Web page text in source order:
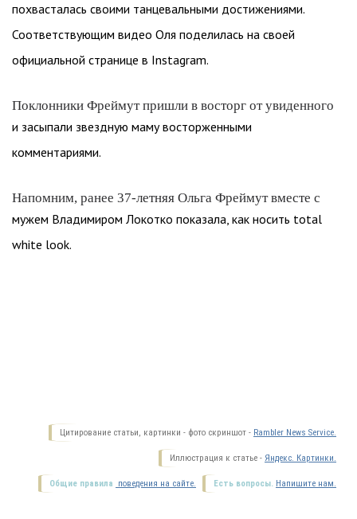
похвасталась своими танцевальными достижениями.
Соответствующим видео Оля поделилась на своей
официальной странице в Instagram.
Поклонники Фреймут пришли в восторг от увиденного
и засыпали звездную маму восторженными
комментариями.
Напомним, ранее 37-летняя Ольга Фреймут вместе с
мужем Владимиром Локотко показала, как носить total
white look.
Цитирование статьи, картинки - фото скриншот - Rambler News Service.
Иллюстрация к статье - Яндекс. Картинки.
Есть вопросы. Напишите нам.
Общие правила поведения на сайте.